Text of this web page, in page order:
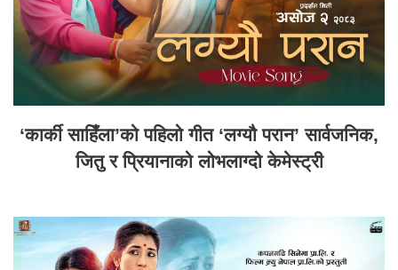
‘कार्की साहिँला’को पहिलो गीत ‘लग्यौ परान’ सार्वजनिक,
जितु र प्रियानाको लोभलाग्दो केमेस्ट्री